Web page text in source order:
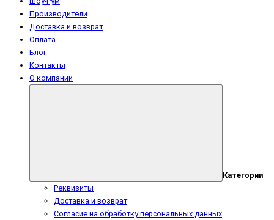
Производители
Доставка и возврат
Оплата
Блог
Контакты
О компании
Категории
Реквизиты
Доставка и возврат
Согласие на обработку персональных данных